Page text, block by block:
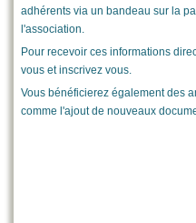
adhérents via un bandeau sur la
l'association.
Pour recevoir ces informations
vous et inscrivez vous.
Vous bénéficierez également des
comme l'ajout de nouveaux